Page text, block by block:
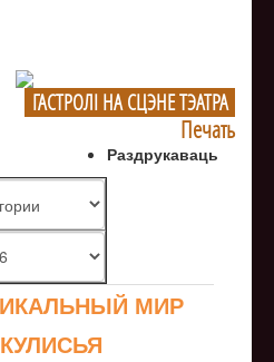
ГАСТРОЛI НА СЦЭНЕ ТЭАТРА
Печать
Раздрукаваць
МИР